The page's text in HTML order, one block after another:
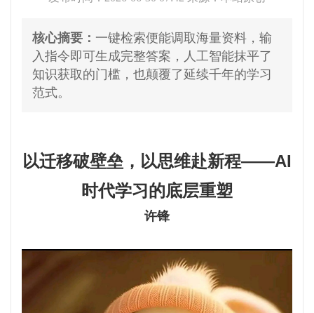
核心摘要： 一键检索便能调取海量资料，输
入指令即可生成完整答案，人工智能抹平了
知识获取的门槛，也颠覆了延续千年的学习
范式。
以迁移破壁垒，以思维赴新程——AI
时代学习的底层重塑
许锋